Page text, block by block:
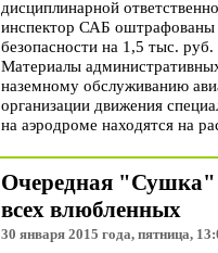
дисциплинарной
инспектор САБ оштрафованы
безопасности на 1,5 тыс.
Материалы
наземному обслуживанию
организации движения
на аэродроме находятся на
Очередная "Сушка"
всех влюбленных
30 января 2015 года, пятница,